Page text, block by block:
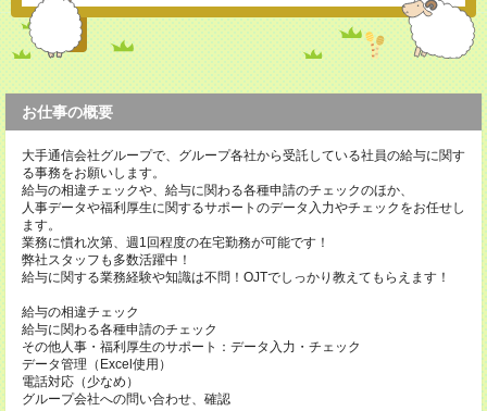
お仕事の概要
大手通信会社グループで、グループ各社から受託している社員の給与に関す
る事務をお願いします。
給与の相違チェックや、給与に関わる各種申請のチェックのほか、
人事データや福利厚生に関するサポートのデータ入力やチェックをお任せし
ます。
業務に慣れ次第、週1回程度の在宅勤務が可能です！
弊社スタッフも多数活躍中！
給与に関する業務経験や知識は不問！OJTでしっかり教えてもらえます！
給与の相違チェック
給与に関わる各種申請のチェック
その他人事・福利厚生のサポート：データ入力・チェック
データ管理（Excel使用）
電話対応（少なめ）
グループ会社への問い合わせ、確認